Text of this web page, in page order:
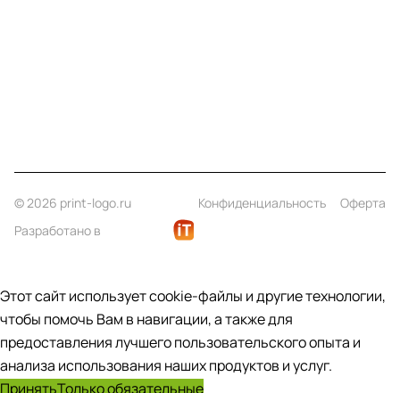
© 2026 print-logo.ru Конфиденциальность
Оферта
Разработано в
Этот сайт использует cookie-файлы и другие технологии,
чтобы помочь Вам в навигации, а также для
предоставления лучшего пользовательского опыта и
анализа использования наших продуктов и услуг.
ПринятьТолько обязательные